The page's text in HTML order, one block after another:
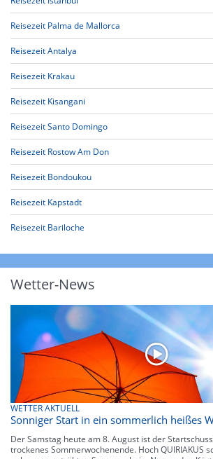
Reisezeit Palma de Mallorca
Reisezeit Antalya
Reisezeit Krakau
Reisezeit Kisangani
Reisezeit Santo Domingo
Reisezeit Rostow Am Don
Reisezeit Bondoukou
Reisezeit Kapstadt
Reisezeit Bariloche
Wetter-News
WETTER AKTUELL
Sonniger Start in ein sommerlich heißes
Der Samstag heute am 8. August ist der
trockenes Sommerwochenende. Hoch QUIRIAKUS